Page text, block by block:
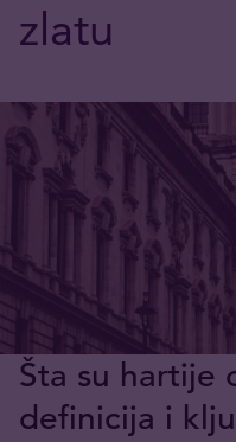
zlatu
Šta su hartije
definicija i